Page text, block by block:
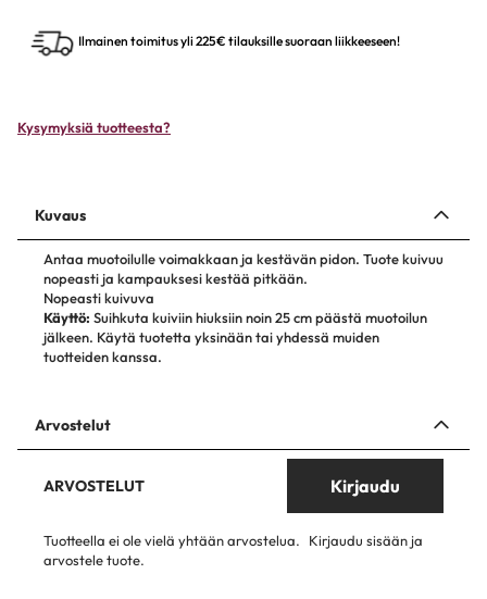
Ilmainen toimitus yli 225€ tilauksille suoraan liikkeeseen!
Kysymyksiä tuotteesta?
Kuvaus
Antaa muotoilulle voimakkaan ja kestävän pidon. Tuote kuivuu
nopeasti ja kampauksesi kestää pitkään.
Nopeasti kuivuva
Käyttö: Suihkuta kuiviin hiuksiin noin 25 cm päästä muotoilun
jälkeen. Käytä tuotetta yksinään tai yhdessä muiden
tuotteiden kanssa.
Arvostelut
ARVOSTELUT Kirjaudu
Tuotteella ei ole vielä yhtään arvostelua.
Kirjaudu sisään ja
arvostele tuote.